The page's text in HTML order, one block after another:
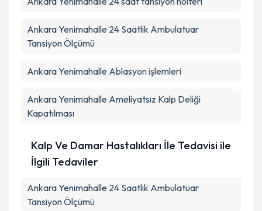
Ankara Yenimahalle 24 Saatlik Ambulatuar
Tansiyon Ölçümü
Ankara Yenimahalle Ablasyon işlemleri
Ankara Yenimahalle Ameliyatsız Kalp Deliği
Kapatılması
Kalp Ve Damar Hastalıkları İle Tedavisi ile
İlgili Tedaviler
Ankara Yenimahalle 24 Saatlik Ambulatuar
Tansiyon Ölçümü